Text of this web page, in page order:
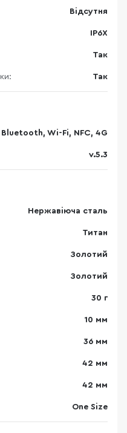
Відсутня
IP6X
Так
Так
Bluetooth, Wi-Fi, NFC, 4G
v.5.3
Нержавіюча сталь
Титан
Золотий
Золотий
30 г
10 мм
36 мм
42 мм
42 мм
One Size